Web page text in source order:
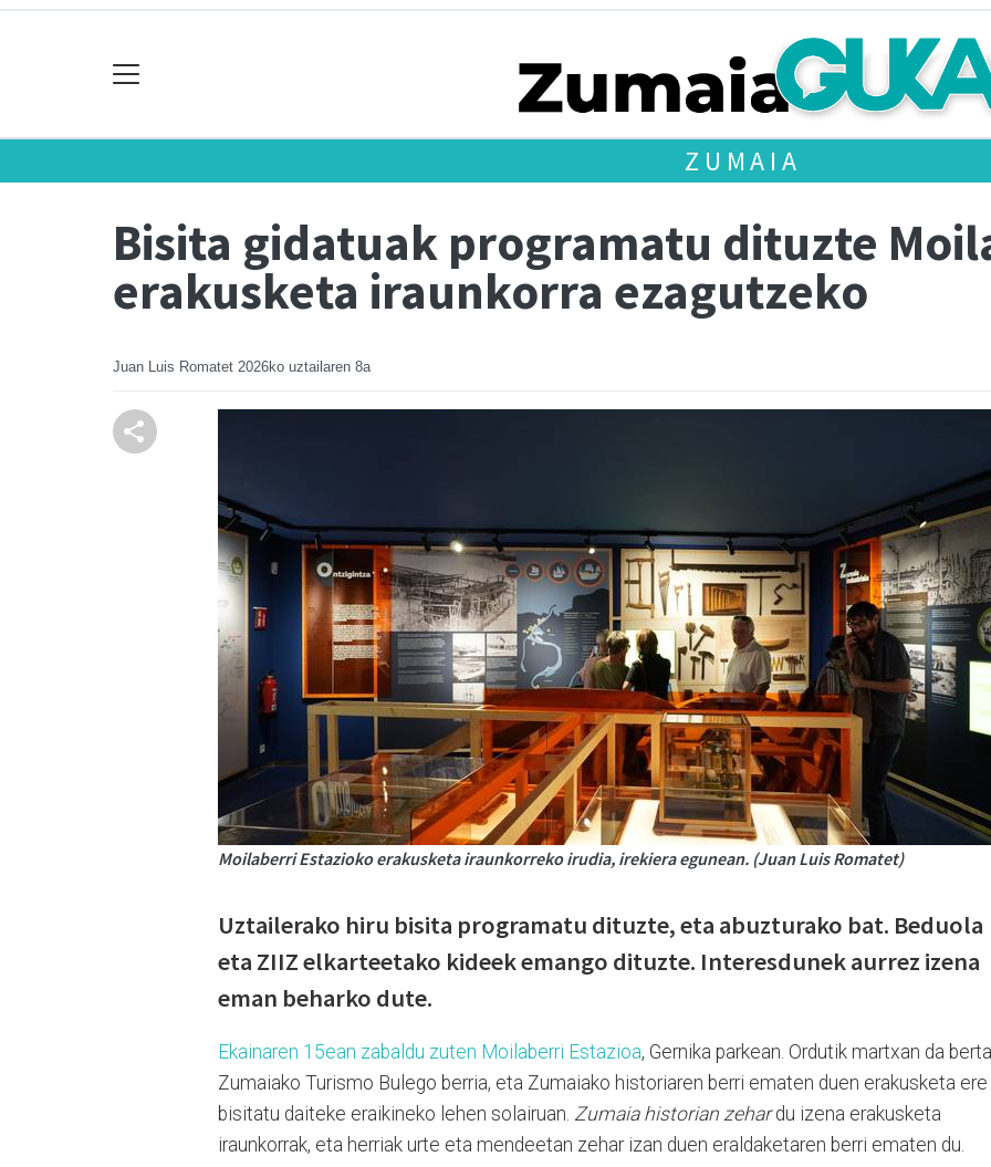
ZUMAIA
Bisita gidatuak programatu dituzte
erakusketa iraunkorra ezagutzeko
Juan Luis Romatet 2026ko uztailaren 8a
Moilaberri Estazioko erakusketa iraunkorreko irudia, irekiera egunean. (Juan Luis Romatet)
Uztailerako hiru bisita programatu dituzte, eta abuzturako bat. Beduola
eta ZIIZ elkarteetako kideek emango dituzte. Interesdunek aurrez izena
eman beharko dute.
Ekainaren 15ean zabaldu zuten Moilaberri Estazioa, Gernika parkean. Ordutik martxan da
Zumaiako Turismo Bulego berria, eta Zumaiako historiaren berri ematen duen erakusketa ere
bisitatu daiteke eraikineko lehen solairuan. Zumaia historian zehardu izena erakusketa
iraunkorrak, eta herriak urte eta mendeetan zehar izan duen eraldaketaren berri ematen du.